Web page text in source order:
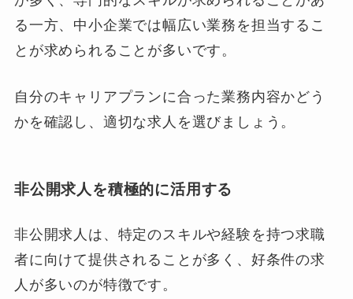
る一方、中小企業では幅広い業務を担当するこ
とが求められることが多いです。
自分のキャリアプランに合った業務内容かどう
かを確認し、適切な求人を選びましょう。
非公開求人を積極的に活用する
非公開求人は、特定のスキルや経験を持つ求職
者に向けて提供されることが多く、好条件の求
人が多いのが特徴です。